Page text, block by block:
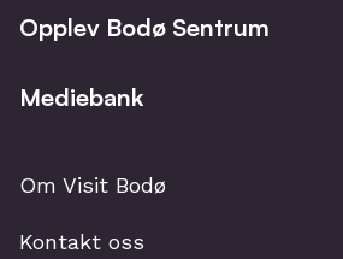
Opplev Bodø Sentrum
Mediebank
Om Visit Bodø
Kontakt oss